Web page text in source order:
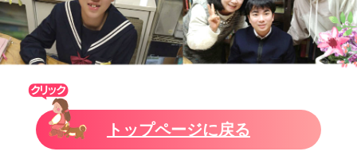
トップページに戻る